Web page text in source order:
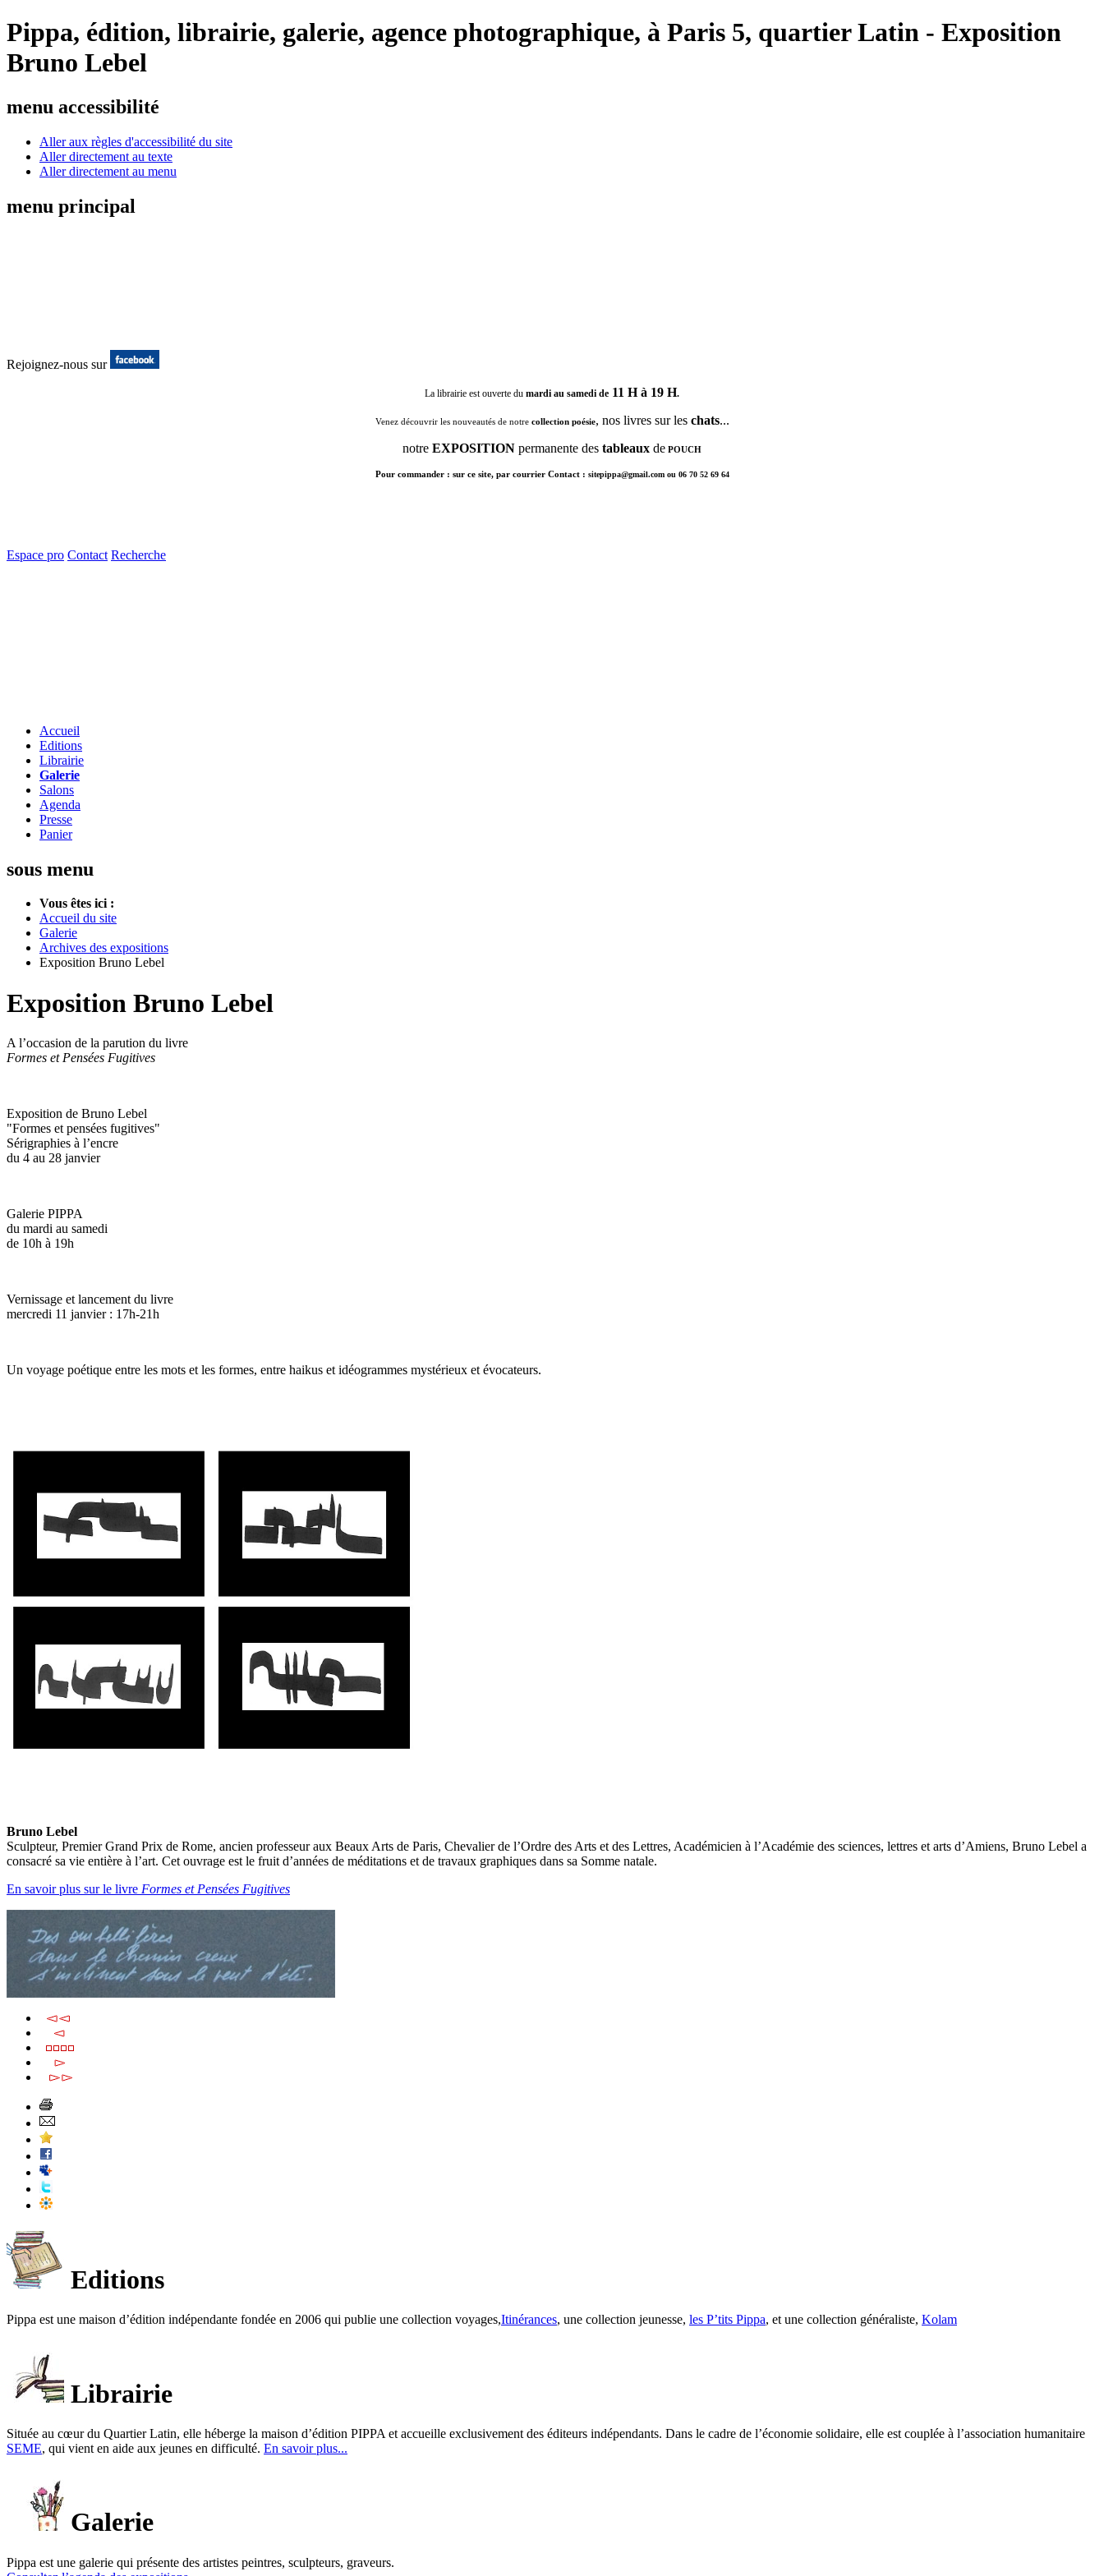
Pippa, édition, librairie, galerie, agence photographique, à Paris 5, quartier Latin - Exposition
Bruno Lebel
menu accessibilité
Aller aux règles d'accessibilité du site
Aller directement au texte
Aller directement au menu
menu principal
Rejoignez-nous sur
La librairie est ouverte du mardi au samedi de 11 H à 19 H.
Venez découvrir les nouveautés de notrecollection poésie, nos livres sur les chats...
notre EXPOSITION permanente des tableaux de POUCH
Pour commander : sur ce site, par courrier Contact : sitepippa@gmail.com ou 06 70 52 69 64
Espace pro Contact Recherche
Accueil
Editions
Librairie
Galerie
Salons
Agenda
Presse
Panier
sous menu
Vous êtes ici :
Accueil du site
Galerie
Archives des expositions
Exposition Bruno Lebel
Exposition Bruno Lebel
A l’occasion de la parution du livre
Formes et Pensées Fugitives
Exposition de Bruno Lebel
"Formes et pensées fugitives"
Sérigraphies à l’encre
du 4 au 28 janvier
Galerie PIPPA
du mardi au samedi
de 10h à 19h
Vernissage et lancement du livre
mercredi 11 janvier : 17h-21h
Un voyage poétique entre les mots et les formes, entre haikus et idéogrammes mystérieux et évocateurs.
Bruno Lebel
Sculpteur, Premier Grand Prix de Rome, ancien professeur aux Beaux Arts de Paris, Chevalier de l’Ordre des Arts et des Lettres, Académicien à l’Académie des sciences, lettres et arts d’Amiens, Bruno Lebel a
consacré sa vie entière à l’art. Cet ouvrage est le fruit d’années de méditations et de travaux graphiques dans sa Somme natale.
En savoir plus sur le livre Formes et Pensées Fugitives
Editions
Pippa est une maison d’édition indépendante fondée en 2006 qui publie une collection voyages,Itinérances, une collection jeunesse, les P’tits Pippa, et une collection généraliste, Kolam
Librairie
Située au cœur du Quartier Latin, elle héberge la maison d’édition PIPPA et accueille exclusivement des éditeurs indépendants. Dans le cadre de l’économie solidaire, elle est couplée à l’association humanitaire
SEME, qui vient en aide aux jeunes en difficulté. En savoir plus...
Galerie
Pippa est une galerie qui présente des artistes peintres, sculpteurs, graveurs.